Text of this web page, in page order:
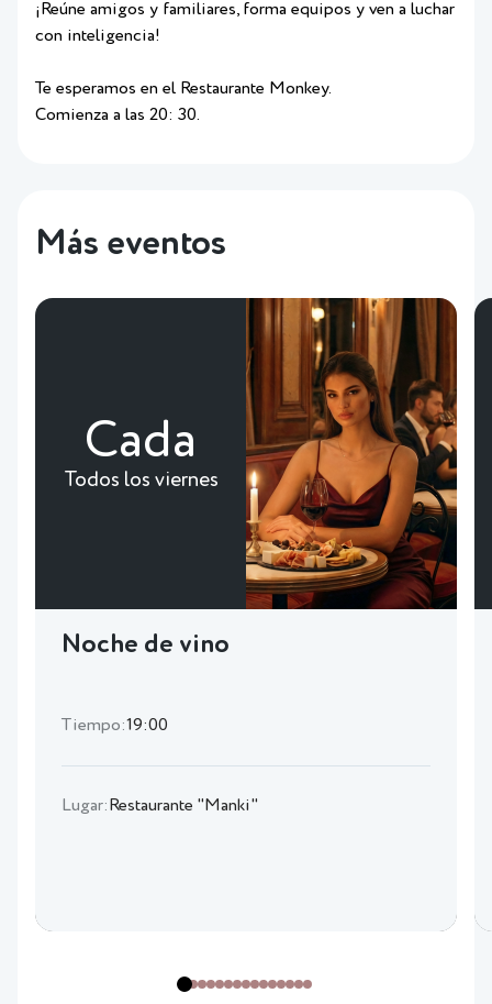
¡Reúne amigos y familiares, forma equipos y ven a luchar
con inteligencia!
Te esperamos en el Restaurante Monkey.
Comienza a las 20: 30.
Más eventos
Cada
Todos los viernes
Noche de vino
Tiempo:19:00
Lugar:Restaurante "Manki"